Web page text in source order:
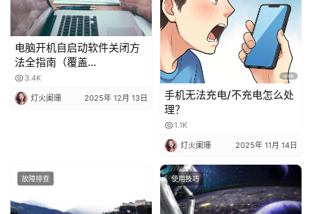
电脑开机自启动软件关闭方
法全指南（覆盖
Windows/macOS，含系统
自带 + 第三方工具）
3.4K
灯火阑珊 2025年 12月 13日
手机无法充电/不充电怎么处
理？
1.1K
灯火阑珊 2025年 11月 14日
故障排查 使用技巧